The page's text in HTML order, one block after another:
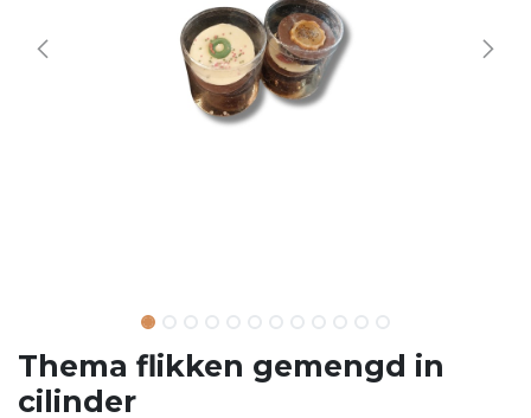
Thema flikken gemengd in
cilinder